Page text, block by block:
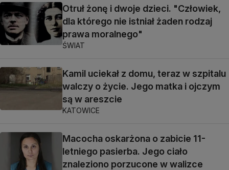
Otruł żonę i dwoje dzieci. "Człowiek,
dla którego nie istniał żaden rodzaj
prawa moralnego"
ŚWIAT
Kamil uciekał z domu, teraz w szpitalu
walczy o życie. Jego matka i ojczym
są w areszcie
KATOWICE
Macocha oskarżona o zabicie 11-
letniego pasierba. Jego ciało
znaleziono porzucone w walizce